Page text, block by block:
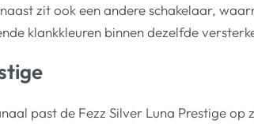
zit ook een andere schakelaar,
klankkleuren binnen dezelfde
past de Fezz Silver Luna Prestige